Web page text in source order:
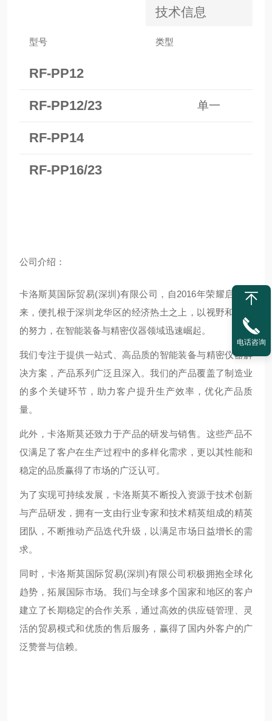
技术信息
型号 类型
RF-PP12
RF-PP12/23 单一
RF-PP14
RF-PP16/23
公司介绍：
卡洛斯莫国际贸易(深圳)有限公司，自2016年荣耀启航以
来，便扎根于深圳龙华区的经济热土之上，以视野和不懈
的努力，在智能装备与精密仪器领域迅速崛起。
我们专注于提供一站式、高品质的智能装备与精密仪器解
决方案，产品系列广泛且深入。我们的产品覆盖了制造业
的多个关键环节，助力客户提升生产效率，优化产品质
量。
此外，卡洛斯莫还致力于产品的研发与销售。这些产品不
仅满足了客户在生产过程中的多样化需求，更以其性能和
稳定的品质赢得了市场的广泛认可。
为了实现可持续发展，卡洛斯莫不断投入资源于技术创新
与产品研发，拥有一支由行业专家和技术精英组成的精英
团队，不断推动产品迭代升级，以满足市场日益增长的需
求。
同时，卡洛斯莫国际贸易(深圳)有限公司积极拥抱全球化
趋势，拓展国际市场。我们与全球多个国家和地区的客户
建立了长期稳定的合作关系，通过高效的供应链管理、灵
活的贸易模式和优质的售后服务，赢得了国内外客户的广
泛赞誉与信赖。
电话咨询